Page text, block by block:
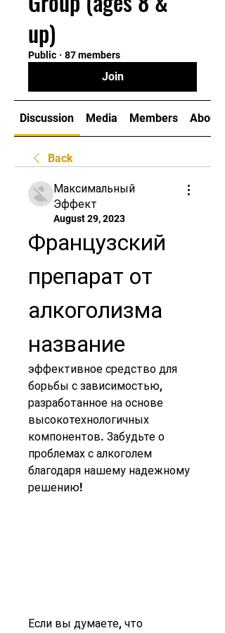
up)
Public · 87 members
Join
Discussion Media Members About
Back
Максимальный
Эффект
August 29, 2023
Французский
препарат от
алкоголизма
название
эффективное средство для
борьбы с зависимостью,
разработанное на основе
высокотехнологичных
компонентов. Забудьте о
проблемах с алкоголем
благодаря нашему надежному
решению!
Если вы думаете, что